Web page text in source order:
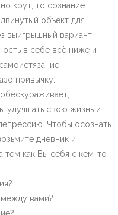
крут, то сознание
объект для
выигрышный вариант,
в себе всё ниже и
привычку.
улучшать свою жизнь и
Чтобы осознать
дневник и
тем как Вы себя с кем-то
между вами?